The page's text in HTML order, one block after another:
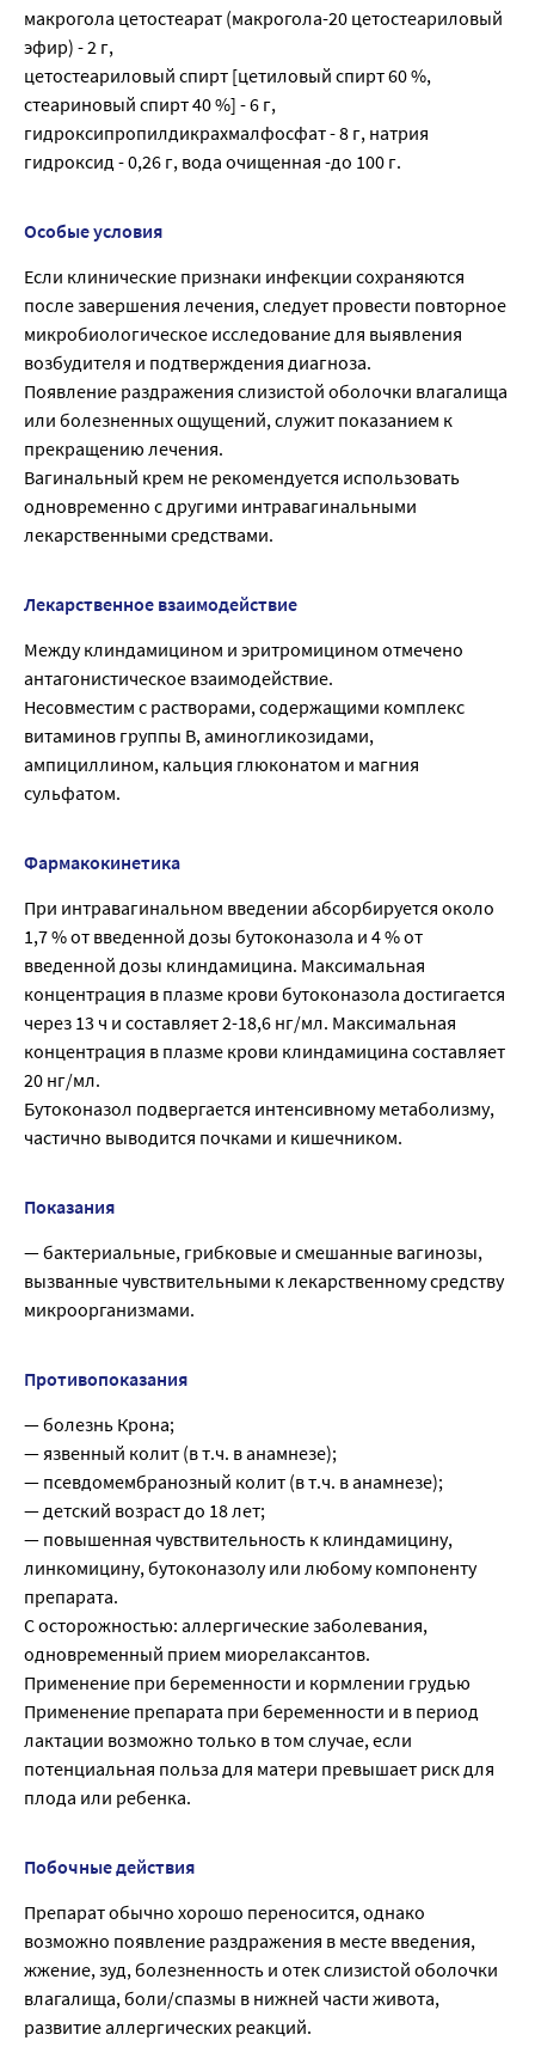
макрогола цетостеарат (макрогола-20 цетостеариловый
эфир) - 2 г,
цетостеариловый спирт [цетиловый спирт 60 %,
стеариновый спирт 40 %] - 6 г,
гидроксипропилдикрахмалфосфат - 8 г, натрия
гидроксид - 0,26 г, вода очищенная -до 100 г.
Особые условия
Если клинические признаки инфекции сохраняются
после завершения лечения, следует провести повторное
микробиологическое исследование для выявления
возбудителя и подтверждения диагноза.
Появление раздражения слизистой оболочки влагалища
или болезненных ощущений, служит показанием к
прекращению лечения.
Вагинальный крем не рекомендуется использовать
одновременно с другими интравагинальными
лекарственными средствами.
Лекарственное взаимодействие
Между клиндамицином и эритромицином отмечено
антагонистическое взаимодействие.
Несовместим с растворами, содержащими комплекс
витаминов группы В, аминогликозидами,
ампициллином, кальция глюконатом и магния
сульфатом.
Фармакокинетика
При интравагинальном введении абсорбируется около
1,7 % от введенной дозы бутоконазола и 4 % от
введенной дозы клиндамицина. Максимальная
концентрация в плазме крови бутоконазола достигается
через 13 ч и составляет 2-18,6 нг/мл. Максимальная
концентрация в плазме крови клиндамицина составляет
20 нг/мл.
Бутоконазол подвергается интенсивному метаболизму,
частично выводится почками и кишечником.
Показания
— бактериальные, грибковые и смешанные вагинозы,
вызванные чувствительными к лекарственному средству
микроорганизмами.
Противопоказания
— болезнь Крона;
— язвенный колит (в т.ч. в анамнезе);
— псевдомембранозный колит (в т.ч. в анамнезе);
— детский возраст до 18 лет;
— повышенная чувствительность к клиндамицину,
линкомицину, бутоконазолу или любому компоненту
препарата.
С осторожностью: аллергические заболевания,
одновременный прием миорелаксантов.
Применение при беременности и кормлении грудью
Применение препарата при беременности и в период
лактации возможно только в том случае, если
потенциальная польза для матери превышает риск для
плода или ребенка.
Побочные действия
Препарат обычно хорошо переносится, однако
возможно появление раздражения в месте введения,
жжение, зуд, болезненность и отек слизистой оболочки
влагалища, боли/спазмы в нижней части живота,
развитие аллергических реакций.